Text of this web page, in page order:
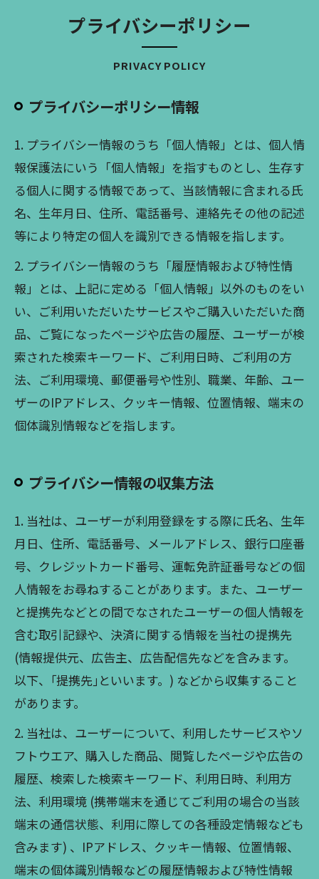
プライバシーポリシー
PRIVACY POLICY
プライバシーポリシー情報
1. プライバシー情報のうち「個人情報」とは、個人情
報保護法にいう「個人情報」を指すものとし、生存す
る個人に関する情報であって、当該情報に含まれる氏
名、生年月日、住所、電話番号、連絡先その他の記述
等により特定の個人を識別できる情報を指します。
2. プライバシー情報のうち「履歴情報および特性情
報」とは、上記に定める「個人情報」以外のものをい
い、ご利用いただいたサービスやご購入いただいた商
品、ご覧になったページや広告の履歴、ユーザーが検
索された検索キーワード、ご利用日時、ご利用の方
法、ご利用環境、郵便番号や性別、職業、年齢、ユー
ザーのIPアドレス、クッキー情報、位置情報、端末の
個体識別情報などを指します。
プライバシー情報の収集方法
1. 当社は、ユーザーが利用登録をする際に氏名、生年
月日、住所、電話番号、メールアドレス、銀行口座番
号、クレジットカード番号、運転免許証番号などの個
人情報をお尋ねすることがあります。また、ユーザー
と提携先などとの間でなされたユーザーの個人情報を
含む取引記録や、決済に関する情報を当社の提携先
(情報提供元、広告主、広告配信先などを含みます。
以下、｢提携先｣といいます。) などから収集すること
があります。
2. 当社は、ユーザーについて、利用したサービスやソ
フトウエア、購入した商品、閲覧したページや広告の
履歴、検索した検索キーワード、利用日時、利用方
法、利用環境 (携帯端末を通じてご利用の場合の当該
端末の通信状態、利用に際しての各種設定情報なども
含みます) 、IPアドレス、クッキー情報、位置情報、
端末の個体識別情報などの履歴情報および特性情報